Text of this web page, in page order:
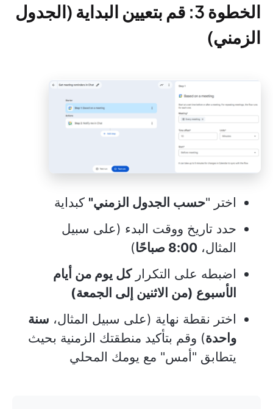
الخطوة 3: قم بتعيين البداية (الجدول
الزمني)
اختر "حسب الجدول الزمني" كبداية
حدد تاريخ ووقت البدء (على سبيل
المثال، 8:00 صباحًا
)
اضبطه على التكراركل يوم من أيام
الأسبوع (من الاثنين إلى الجمعة)
اختر نقطة نهاية (على سبيل المثال، سنة
واحدة) وقم بتأكيد منطقتك الزمنية بحيث
يتطابق "أمس" مع يومك المحلي